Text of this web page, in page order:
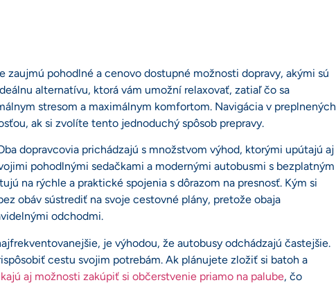
zaujmú pohodlné a cenovo dostupné možnosti dopravy, akými sú
alternatívu, ktorá vám umožní relaxovať, zatiaľ čo sa
stresom a maximálnym komfortom. Navigácia v preplnených
ak si zvolíte tento jednoduchý spôsob prepravy.
dopravcovia prichádzajú s množstvom výhod, ktorými upútajú aj
pohodlnými sedačkami a modernými autobusmi s bezplatným
na rýchle a praktické spojenia s dôrazom na presnosť. Kým si
obáv sústrediť na svoje cestovné plány, pretože obaja
odchodmi.
je výhodou, že autobusy odchádzajú častejšie.
cestu svojim potrebám. Ak plánujete zložiť si batoh a
aj možnosti zakúpiť si občerstvenie priamo na palube, čo